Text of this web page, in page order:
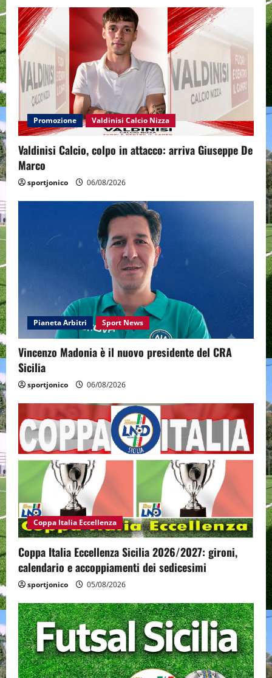
Promozione Valdinisi Calcio Nizza
Valdinisi Calcio, colpo in attacco: arriva Giuseppe De
Marco
sportjonico 06/08/2026
Pianeta Arbitri Sport News
Vincenzo Madonia è il nuovo presidente del CRA
Sicilia
sportjonico 06/08/2026
Coppa Italia Eccellenza
Coppa Italia Eccellenza Sicilia 2026/2027: gironi,
calendario e accoppiamenti dei sedicesimi
sportjonico 05/08/2026